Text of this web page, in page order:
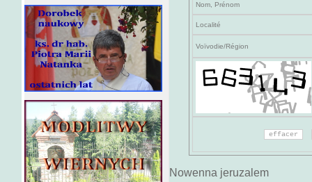
Nom, Prénom
Localité
Voïvodie/Région
Nowenna jeruzalem